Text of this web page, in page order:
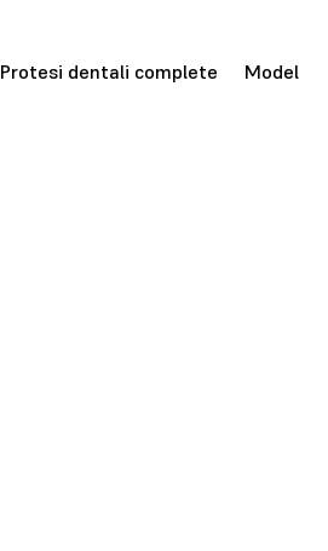
Protesi dentali complete Modelli